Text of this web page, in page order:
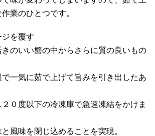
業のひとつです。
を覆す
のいい蟹の中からさらに質の良いもの
一気に茹で上げて旨みを引き出したあ
０度以下の冷凍庫で急速凍結をかけま
風味を閉じ込めることを実現。